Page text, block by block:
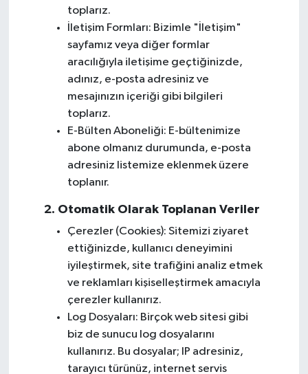
toplarız.
İletişim Formları: Bizimle "İletişim"
sayfamız veya diğer formlar
aracılığıyla iletişime geçtiğinizde,
adınız, e-posta adresiniz ve
mesajınızın içeriği gibi bilgileri
toplarız.
E-Bülten Aboneliği: E-bültenimize
abone olmanız durumunda, e-posta
adresiniz listemize eklenmek üzere
toplanır.
2. Otomatik Olarak Toplanan Veriler
Çerezler (Cookies): Sitemizi ziyaret
ettiğinizde, kullanıcı deneyimini
iyileştirmek, site trafiğini analiz etmek
ve reklamları kişiselleştirmek amacıyla
çerezler kullanırız.
Log Dosyaları: Birçok web sitesi gibi
biz de sunucu log dosyalarını
kullanırız. Bu dosyalar; IP adresiniz,
tarayıcı türünüz, internet servis